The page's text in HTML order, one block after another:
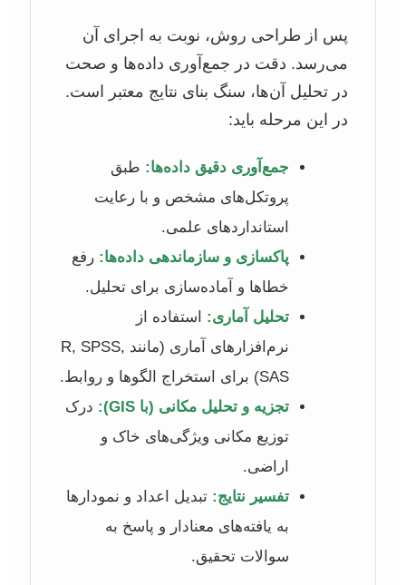
پس از طراحی روش، نوبت به اجرای آن
می‌رسد. دقت در جمع‌آوری داده‌ها و صحت
در تحلیل آن‌ها، سنگ بنای نتایج معتبر است.
در این مرحله باید:
جمع‌آوری دقیق داده‌ها: طبق
پروتکل‌های مشخص و با رعایت
استانداردهای علمی.
پاکسازی و سازماندهی داده‌ها: رفع
خطاها و آماده‌سازی برای تحلیل.
تحلیل آماری: استفاده از
نرم‌افزارهای آماری (مانند R, SPSS,
SAS) برای استخراج الگوها و روابط.
تجزیه و تحلیل مکانی (با GIS):
درک
توزیع مکانی ویژگی‌های خاک و
اراضی.
تفسیر نتایج: تبدیل اعداد و نمودارها
به یافته‌های معنادار و پاسخ به
سوالات تحقیق.